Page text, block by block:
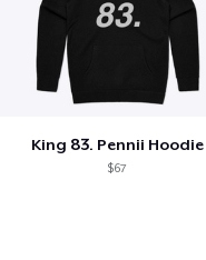
King 83. Pennii Hoodie
$67